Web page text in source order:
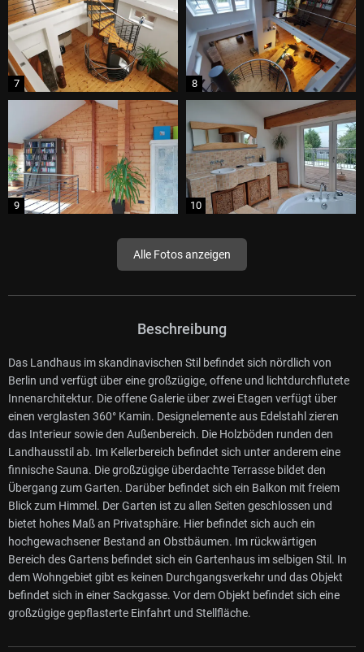
Alle Fotos anzeigen
Beschreibung
Das Landhaus im skandinavischen Stil befindet sich nördlich von
Berlin und verfügt über eine großzügige, offene und lichtdurchflutete
Innenarchitektur. Die offene Galerie über zwei Etagen verfügt über
einen verglasten 360° Kamin. Designelemente aus Edelstahl zieren
das Interieur sowie den Außenbereich. Die Holzböden runden den
Landhausstil ab. Im Kellerbereich befindet sich unter anderem eine
finnische Sauna. Die großzügige überdachte Terrasse bildet den
Übergang zum Garten. Darüber befindet sich ein Balkon mit freiem
Blick zum Himmel. Der Garten ist zu allen Seiten geschlossen und
bietet hohes Maß an Privatsphäre. Hier befindet sich auch ein
hochgewachsener Bestand an Obstbäumen. Im rückwärtigen
Bereich des Gartens befindet sich ein Gartenhaus im selbigen Stil. In
dem Wohngebiet gibt es keinen Durchgangsverkehr und das Objekt
befindet sich in einer Sackgasse. Vor dem Objekt befindet sich eine
großzügige gepflasterte Einfahrt und Stellfläche.